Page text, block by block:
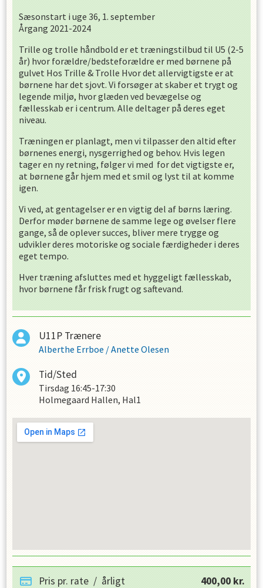
Sæsonstart i uge 36, 1. september
Årgang 2021-2024
Trille og trolle håndbold er et træningstilbud til U5 (2-5
år) hvor forældre/bedsteforældre er med børnene på
gulvet Hos Trille & Trolle Hvor det allervigtigste er at
børnene har det sjovt. Vi forsøger at skaber et trygt og
legende miljø, hvor glæden ved bevægelse og
fællesskab er i centrum. Alle deltager på deres eget
niveau.
Træningen er planlagt, men vi tilpasser den altid efter
børnenes energi, nysgerrighed og behov. Hvis legen
tager en ny retning, følger vi med for det vigtigste er,
at børnene går hjem med et smil og lyst til at komme
igen.
Vi ved, at gentagelser er en vigtig del af børns læring.
Derfor møder børnene de samme lege og øvelser flere
gange, så de oplever succes, bliver mere trygge og
udvikler deres motoriske og sociale færdigheder i deres
eget tempo.
Hver træning afsluttes med et hyggeligt fællesskab,
hvor børnene får frisk frugt og saftevand.
U11P Trænere
Alberthe Errboe /Anette Olesen
Tid/Sted
Tirsdag 16:45-17:30
Holmegaard Hallen, Hal1
Pris pr. rate / årligt 400,00 kr.